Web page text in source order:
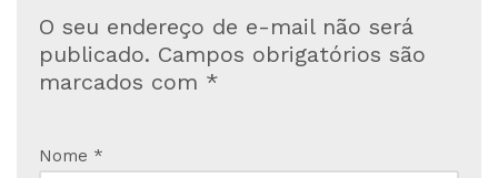
O seu endereço de e-mail não será
publicado. Campos obrigatórios são
marcados com *
Nome *